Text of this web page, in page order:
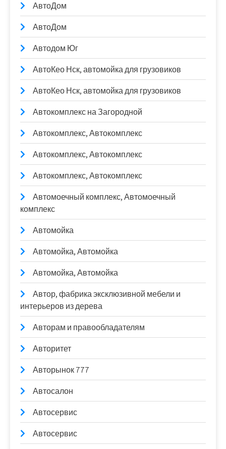
АвтоДом
АвтоДом
Автодом Юг
АвтоКео Нск, автомойка для грузовиков
АвтоКео Нск, автомойка для грузовиков
Автокомплекс на Загородной
Автокомплекс, Автокомплекс
Автокомплекс, Автокомплекс
Автокомплекс, Автокомплекс
Автомоечный комплекс, Автомоечный
комплекс
Автомойка
Автомойка, Автомойка
Автомойка, Автомойка
Автор, фабрика эксклюзивной мебели и
интерьеров из дерева
Авторам и правообладателям
Авторитет
Авторынок 777
Автосалон
Автосервис
Автосервис